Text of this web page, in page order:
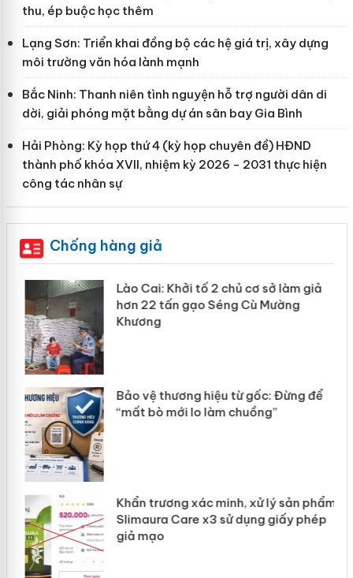
thu, ép buộc học thêm
Lạng Sơn: Triển khai đồng bộ các hệ giá trị, xây dựng
môi trường văn hóa lành mạnh
Bắc Ninh: Thanh niên tình nguyện hỗ trợ người dân di
dời, giải phóng mặt bằng dự án sân bay Gia Bình
Hải Phòng: Kỳ họp thứ 4 (kỳ họp chuyên đề) HĐND
thành phố khóa XVII, nhiệm kỳ 2026 - 2031 thực hiện
công tác nhân sự
Chống hàng giả
Lào Cai: Khởi tố 2 chủ cơ sở làm giả
hơn 22 tấn gạo Séng Cù Mường
Khương
Bảo vệ thương hiệu từ gốc: Đừng để
“mất bò mới lo làm chuồng”
Khẩn trương xác minh, xử lý sản phẩm
Slimaura Care x3 sử dụng giấy phép
giả mạo